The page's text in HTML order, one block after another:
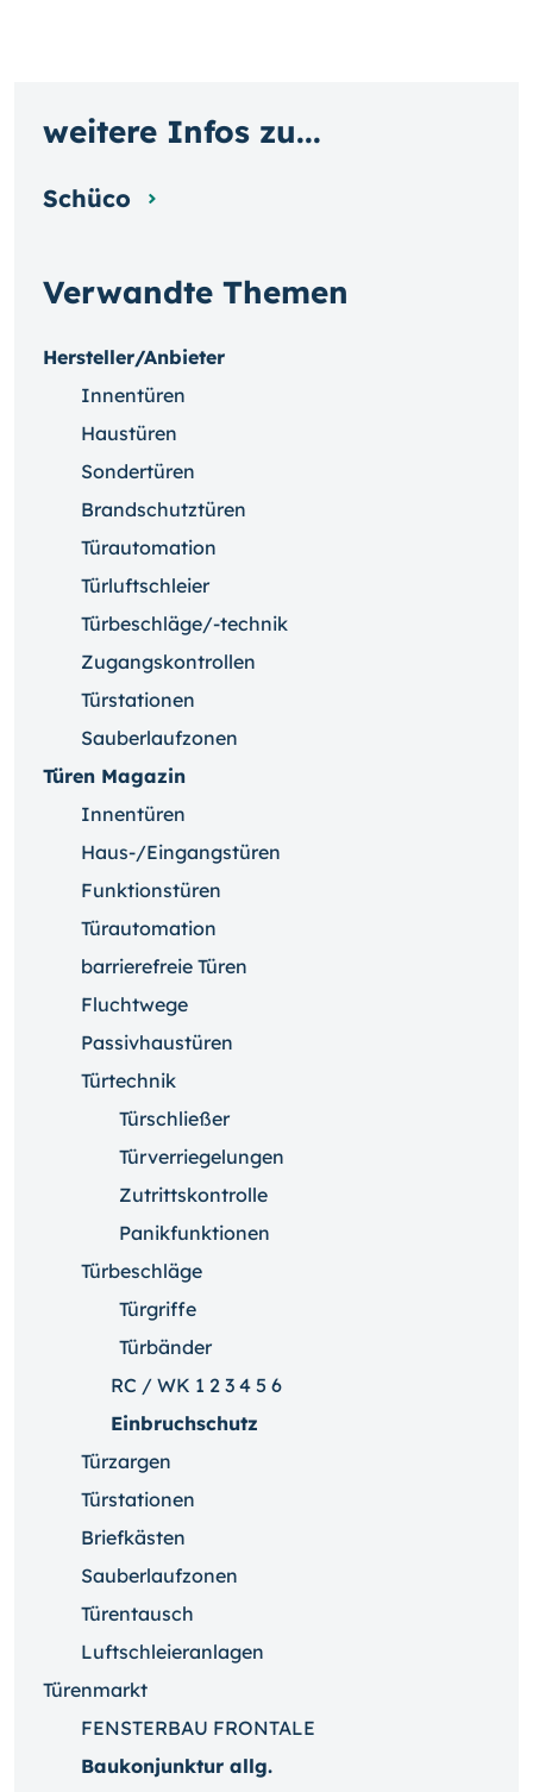
Verwandte Themen
Hersteller/Anbieter
Innentüren
Haustüren
Sondertüren
Brandschutztüren
Türautomation
Türluftschleier
Türbeschläge/-technik
Zugangskontrollen
Türstationen
Sauberlaufzonen
Türen Magazin
Innentüren
Haus-/Eingangstüren
Funktionstüren
Türautomation
barrierefreie Türen
Fluchtwege
Passivhaustüren
Türtechnik
Türschließer
Türverriegelungen
Zutrittskontrolle
Panikfunktionen
Türbeschläge
Türgriffe
Türbänder
RC / WK 1 2 3 4 5 6
Einbruchschutz
Türzargen
Türstationen
Briefkästen
Sauberlaufzonen
Türentausch
Luftschleieranlagen
Türenmarkt
FENSTERBAU FRONTALE
Baukonjunktur allg.
weitere Infos zu...
Schüco